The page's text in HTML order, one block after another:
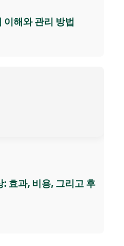
해와 관리 방법
효과, 비용, 그리고 후